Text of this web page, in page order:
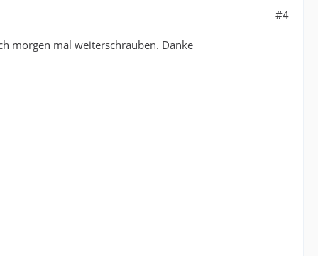
#4
morgen mal weiterschrauben. Danke